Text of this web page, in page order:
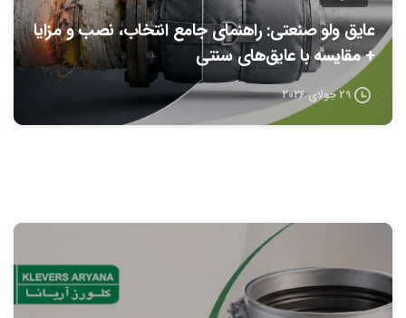
عایق ولو صنعتی: راهنمای جامع انتخاب، نصب و مزایا
+ مقایسه با عایق‌های سنتی
29 جولای 2026